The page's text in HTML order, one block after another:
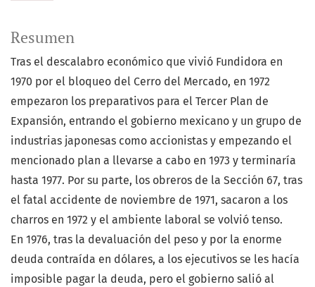
Resumen
Tras el descalabro económico que vivió Fundidora en
1970 por el bloqueo del Cerro del Mercado, en 1972
empezaron los preparativos para el Tercer Plan de
Expansión, entrando el gobierno mexicano y un grupo de
industrias japonesas como accionistas y empezando el
mencionado plan a llevarse a cabo en 1973 y terminaría
hasta 1977. Por su parte, los obreros de la Sección 67, tras
el fatal accidente de noviembre de 1971, sacaron a los
charros en 1972 y el ambiente laboral se volvió tenso.
En 1976, tras la devaluación del peso y por la enorme
deuda contraída en dólares, a los ejecutivos se les hacía
imposible pagar la deuda, pero el gobierno salió al